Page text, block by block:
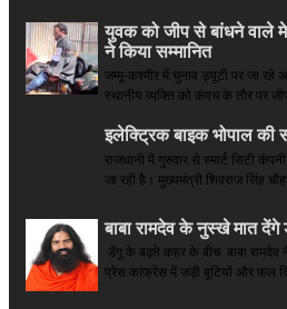
युवक को जीप से बांधने वाले
ने किया सम्‍मानित
जम्मू-कश्मीर में चुनाव ड्यूटी पर जा रहे
स्थानीय व्यक्ति को कवच के तौर पर
इलेक्ट्रिक बाइक भोपाल
राजधानी में गुरुवार से स्मार्ट सिटी
जा रही है। मुख्यमंत्री शिवराज सिंह
बाबा रामदेव के नुस्खे मात
डेंगू के बढ़ते कहर के बीच बाबा
प्रेस कांफ्रेंस में जड़ी बूटियों और फल